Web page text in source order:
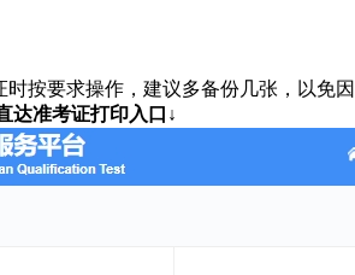
按要求操作，建议多备份几张，以免
达准考证打印入口↓